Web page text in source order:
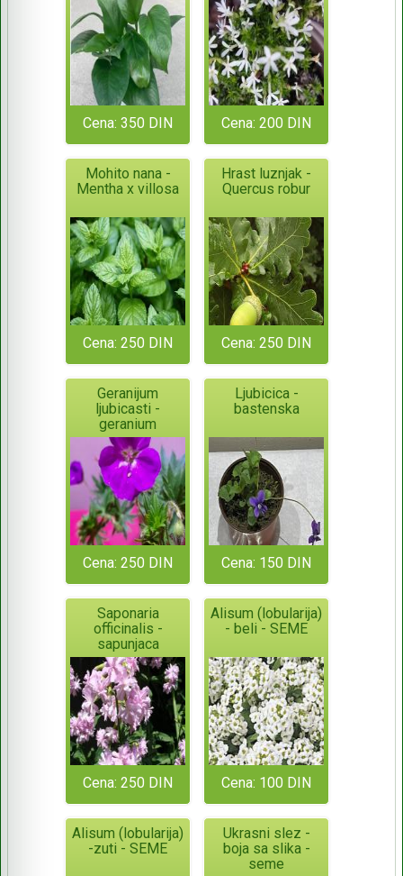
Cena: 350 DIN Cena: 200 DIN
Mohito nana -
Mentha x villosa
Cena: 250 DIN
Hrast luznjak -
Quercus robur
Cena: 250 DIN
Geranijum
ljubicasti -
geranium
Cena: 250 DIN
Ljubicica -
bastenska
Cena: 150 DIN
Saponaria
officinalis -
sapunjaca
Cena: 250 DIN
Alisum (lobularija)
- beli - SEME
Cena: 100 DIN
Alisum (lobularija)
-zuti - SEME
Ukrasni slez -
boja sa slika -
seme